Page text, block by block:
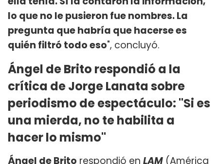
lo que no le pusieron fue nombres. La
pregunta que habría que hacerse es
quién filtró todo eso", concluyó.
Ángel de Brito respondió a la
crítica de Jorge Lanata sobre
periodismo de espectáculo: "Si es
una mierda, no te habilita a
hacer lo mismo"
Ángel de Brito respondió en LAM (América